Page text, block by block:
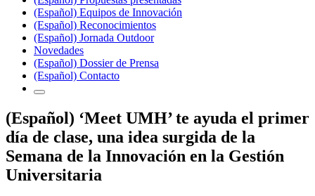
(Español) Equipos de Innovación
(Español) Reconocimientos
(Español) Jornada Outdoor
Novedades
(Español) Dossier de Prensa
(Español) Contacto
(Español) ‘Meet UMH’ te ayuda el primer
día de clase, una idea surgida de la
Semana de la Innovación en la Gestión
Universitaria